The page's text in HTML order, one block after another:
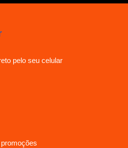
pelo seu celular